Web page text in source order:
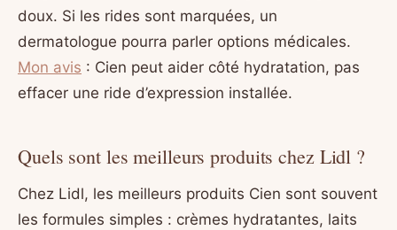
doux. Si les rides sont marquées, un
dermatologue pourra parler options médicales.
Mon avis : Cien peut aider côté hydratation, pas
effacer une ride d’expression installée.
Quels sont les meilleurs produits chez Lidl ?
Chez Lidl, les meilleurs produits Cien sont souvent
les formules simples : crèmes hydratantes, laits